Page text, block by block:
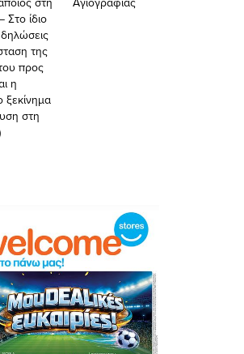
ίδιο
της
προς
η
ξεκίνημα
στη